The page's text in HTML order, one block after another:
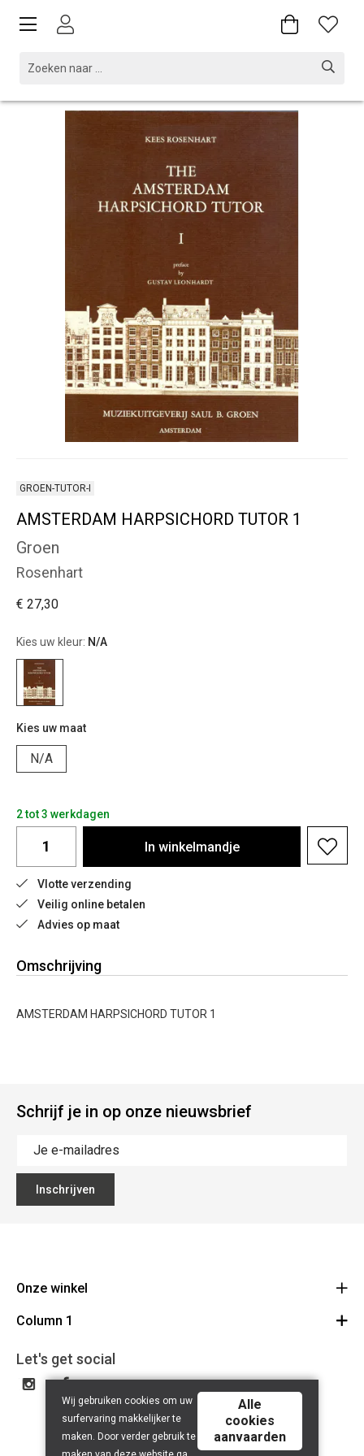
GROEN-TUTOR-I
AMSTERDAM HARPSICHORD TUTOR 1
Groen
Rosenhart
€ 27,30
Kies uw kleur: N/A
Kies uw maat
N/A
2 tot 3 werkdagen
In winkelmandje
Vlotte verzending
Veilig online betalen
Advies op maat
Omschrijving
AMSTERDAM HARPSICHORD TUTOR 1
Schrijf je in op onze nieuwsbrief
Inschrijven
Onze winkel
Mallebergplaats 13 - 8000 Brugge
050/33 25 75
BE 0648.822.409
Column 1
Cadeaubon
Let's get social
Wij gebruiken cookies om uw
surfervaring makkelijker te
maken. Door verder gebruik te
Alle
cookies
aanvaarden